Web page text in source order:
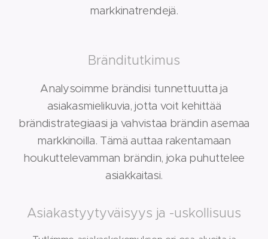
markkinatrendejä.
Bränditutkimus
Analysoimme brändisi tunnettuutta ja
asiakasmielikuvia, jotta voit kehittää
brändistrategiaasi ja vahvistaa brändin asemaa
markkinoilla. Tämä auttaa rakentamaan
houkuttelevamman brändin, joka puhuttelee
asiakkaitasi.
Asiakastyytyväisyys ja -uskollisuus